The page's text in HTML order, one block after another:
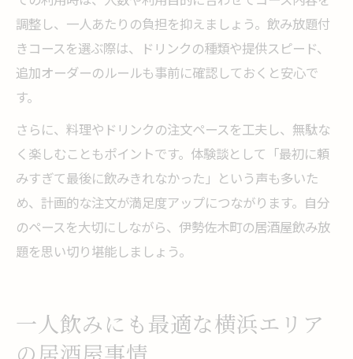
調整し、一人あたりの負担を抑えましょう。飲み放題付
きコースを選ぶ際は、ドリンクの種類や提供スピード、
追加オーダーのルールも事前に確認しておくと安心で
す。
さらに、料理やドリンクの注文ペースを工夫し、無駄な
く楽しむこともポイントです。体験談として「最初に頼
みすぎて最後に飲みきれなかった」という声も多いた
め、計画的な注文が満足度アップにつながります。自分
のペースを大切にしながら、伊勢佐木町の居酒屋飲み放
題を思い切り堪能しましょう。
一人飲みにも最適な横浜エリア